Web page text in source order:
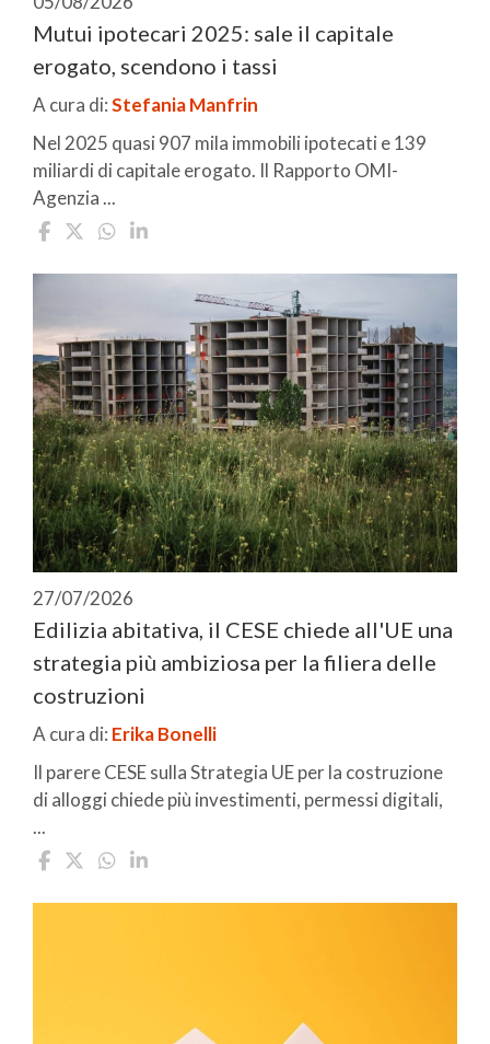
Mutui ipotecari 2025: sale il capitale
erogato, scendono i tassi
A cura di:Stefania Manfrin
Nel 2025 quasi 907 mila immobili ipotecati e 139
miliardi di capitale erogato. Il Rapporto OMI-
Agenzia ...
27/07/2026
Edilizia abitativa, il CESE chiede all'UE una
strategia più ambiziosa per la filiera delle
costruzioni
A cura di: Erika Bonelli
Il parere CESE sulla Strategia UE per la costruzione
di alloggi chiede più investimenti, permessi digitali,
...